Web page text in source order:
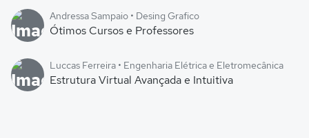
Andressa Sampaio • Desing Grafico
Ótimos Cursos e Professores
Luccas Ferreira • Engenharia Elétrica e Eletromecânica
Estrutura Virtual Avançada e Intuitiva